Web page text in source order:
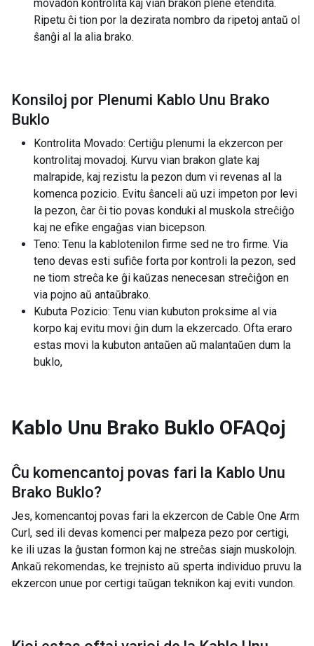
movadon kontrolita kaj vian brakon plene etendita.
Ripetu ĉi tion por la dezirata nombro da ripetoj antaŭ ol
ŝanĝi al la alia brako.
Konsiloj por Plenumi Kablo Unu Brako
Buklo
Kontrolita Movado: Certiĝu plenumi la ekzercon per
kontrolitaj movadoj. Kurvu vian brakon glate kaj
malrapide, kaj rezistu la pezon dum vi revenas al la
komenca pozicio. Evitu ŝanceli aŭ uzi impeton por levi
la pezon, ĉar ĉi tio povas konduki al muskola streĉiĝo
kaj ne efike engaĝas vian bicepson.
Teno: Tenu la kablotenilon firme sed ne tro firme. Via
teno devas esti sufiĉe forta por kontroli la pezon, sed
ne tiom streĉa ke ĝi kaŭzas nenecesan streĉiĝon en
via pojno aŭ antaŭbrako.
Kubuta Pozicio: Tenu vian kubuton proksime al via
korpo kaj evitu movi ĝin dum la ekzercado. Ofta eraro
estas movi la kubuton antaŭen aŭ malantaŭen dum la
buklo,
Kablo Unu Brako Buklo OFAQoj
Ĉu komencantoj povas fari la Kablo Unu
Brako Buklo?
Jes, komencantoj povas fari la ekzercon de Cable One Arm
Curl, sed ili devas komenci per malpeza pezo por certigi,
ke ili uzas la ĝustan formon kaj ne streĉas siajn muskolojn.
Ankaŭ rekomendas, ke trejnisto aŭ sperta individuo pruvu la
ekzercon unue por certigi taŭgan teknikon kaj eviti vundon.